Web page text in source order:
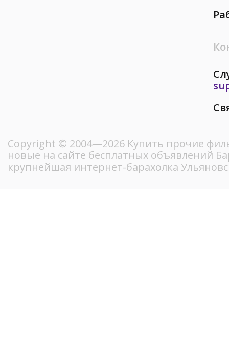
Copyright © 2004—2026 Купить прочие
новые на сайте бесплатных объявлений
крупнейшая интернет-барахолка